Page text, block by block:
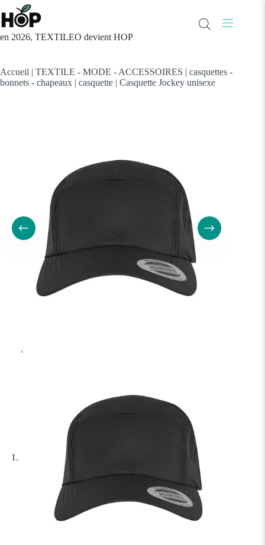
Passer
au
contenu
en 2026, TEXTILEO devient HOP
Accueil | TEXTILE - MODE - ACCESSOIRES | casquettes -
bonnets - chapeaux | casquette | Casquette Jockey unisexe